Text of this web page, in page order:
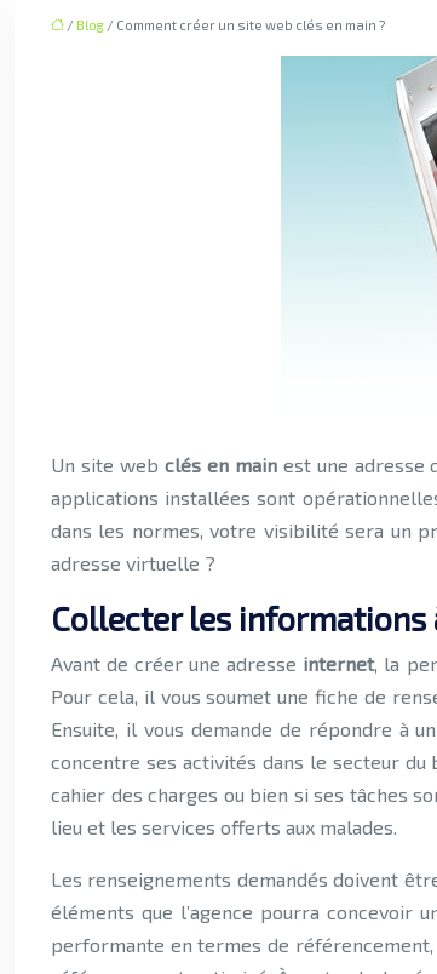
/ Blog / Comment créer un site web clés en main ?
Un site web clés en mainest une adresse
applications installées sont
dans les normes, votre visibilité sera un
adresse virtuelle ?
Collecter les informations
Avant de créer une adresse internet, la
Pour cela, il vous soumet une fiche de
Ensuite, il vous demande de répondre à
concentre ses activités dans le secteur
cahier des charges ou bien si ses tâches
lieu et les services offerts aux malades.
Les renseignements demandés doivent
éléments que l’agence pourra concevoir
performante en termes de